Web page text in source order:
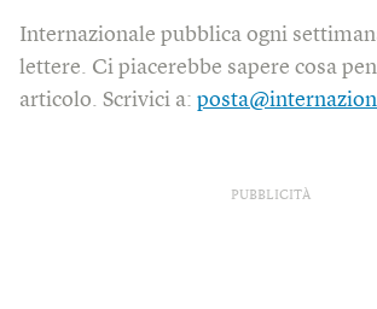
Internazionale pubblica ogni
lettere. Ci piacerebbe sapere cosa
articolo. Scrivici a:
PUBBLICITÀ